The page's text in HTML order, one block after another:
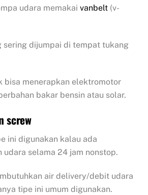
udara memakaivanbelt (v-
sering dijumpai di tempat tukang
bisa menerapkan elektromotor
bakar bensin atau solar.
screw
ini digunakan kalau ada
udara selama 24 jam nonstop.
air delivery/debit udara
tipe ini umum digunakan.